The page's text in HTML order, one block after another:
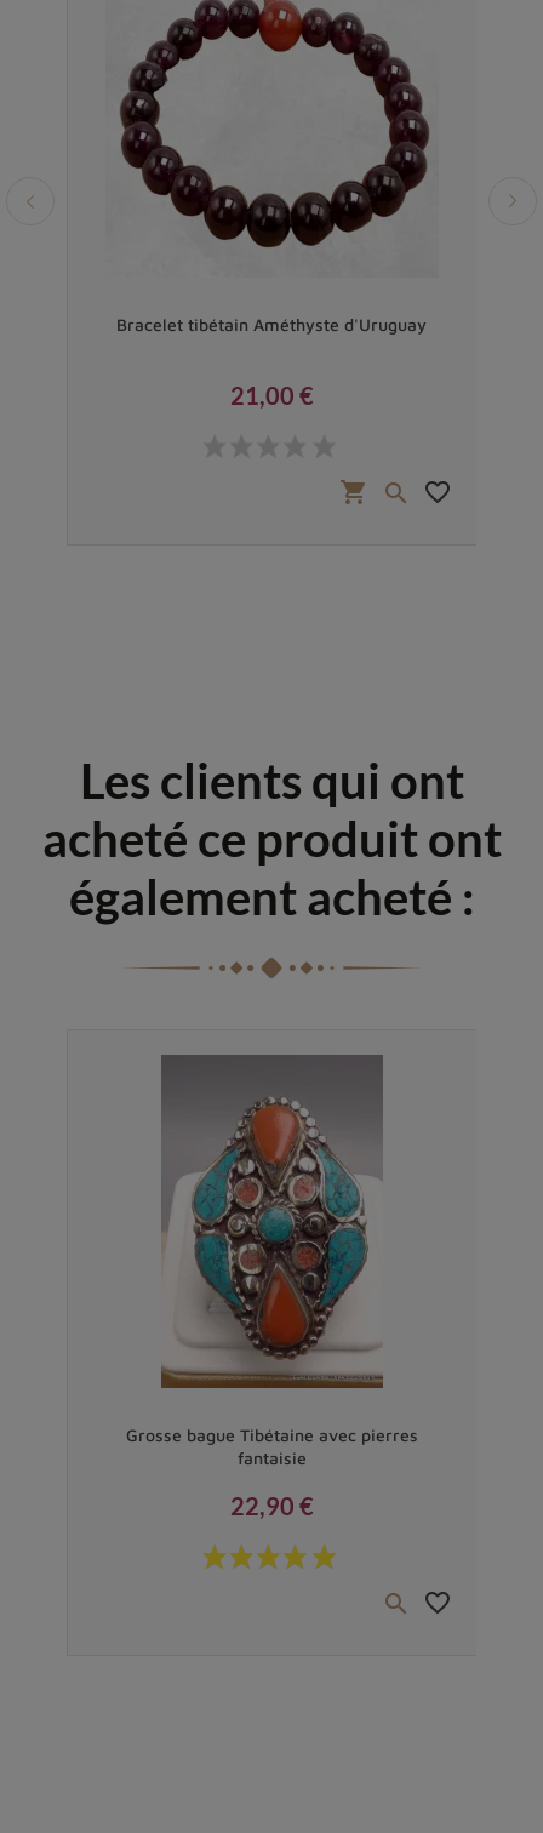
Bracelet tibétain Améthyste d'Uruguay
21,00 €
shopping_cart  favorite_border
Les clients qui ont
acheté ce produit ont
également acheté :
Grosse bague Tibétaine avec pierres
fantaisie
Prix
22,90 €
 favorite_border